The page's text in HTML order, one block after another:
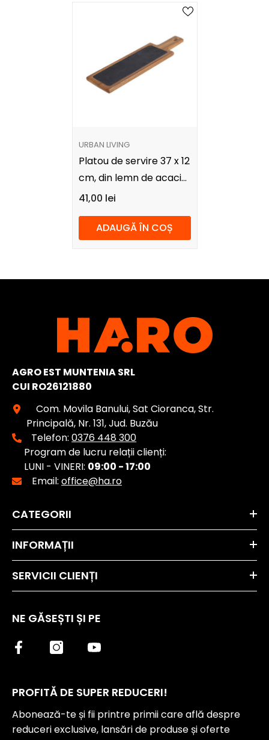
FURNIZOR:
URBAN LIVING
Platou de servire 37 x 12
cm, din lemn de acacia
si ardezie, Ardoise
41,00 lei
ADAUGĂ ÎN COȘ
AGRO EST MUNTENIA SRL
CUI RO26121880
Com. Movila Banului, Sat Cioranca, Str.
Principală, Nr. 131, Jud. Buzău
Telefon:0376 448 300
Program de lucru relații clienți:
LUNI - VINERI: 09:00 - 17:00
Email: office@ha.ro
CATEGORII
INFORMAȚII
SERVICII CLIENȚI
NE GĂSEȘTI ȘI PE
PROFITĂ DE SUPER REDUCERI!
Abonează-te și fii printre primii care află despre
reduceri exclusive, lansări de produse și oferte